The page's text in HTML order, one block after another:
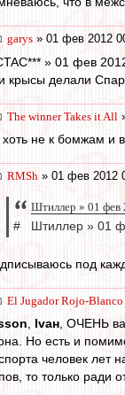
garys » 01 фев 2012
» 01 фев
крысы делали
The winner Takes it All
хоть не к бомжам и
RMSh » 01 фев 2012
Штиллер » 01 фев
# Штиллер » 01
под
El Jugador Rojo-Blanco
, Ivан, ОЧЕНЬ
Но есть и
человек лет
то только ради